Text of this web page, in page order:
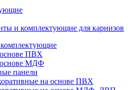
и комплектующие для карнизов
ПВХ
основе МДФ
панели
на основе ПВХ